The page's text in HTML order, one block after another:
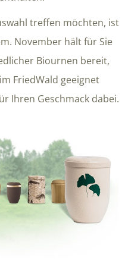
treffen möchten, ist
November hält für Sie
Biournen bereit,
FriedWald geeignet
Ihren Geschmack dabei.